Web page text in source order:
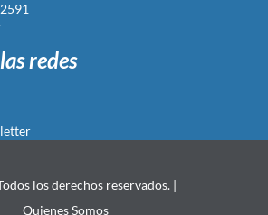
redes
los derechos reservados. |
Quienes Somos